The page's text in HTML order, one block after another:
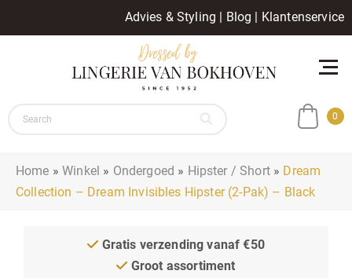
Advies & Styling | Blog | Klantenservice
0
Home »Winkel » Ondergoed » Hipster / Short» Dream
Collection – Dream Invisibles Hipster (2-Pak) – Black
Gratis verzending vanaf €50
Groot assortiment